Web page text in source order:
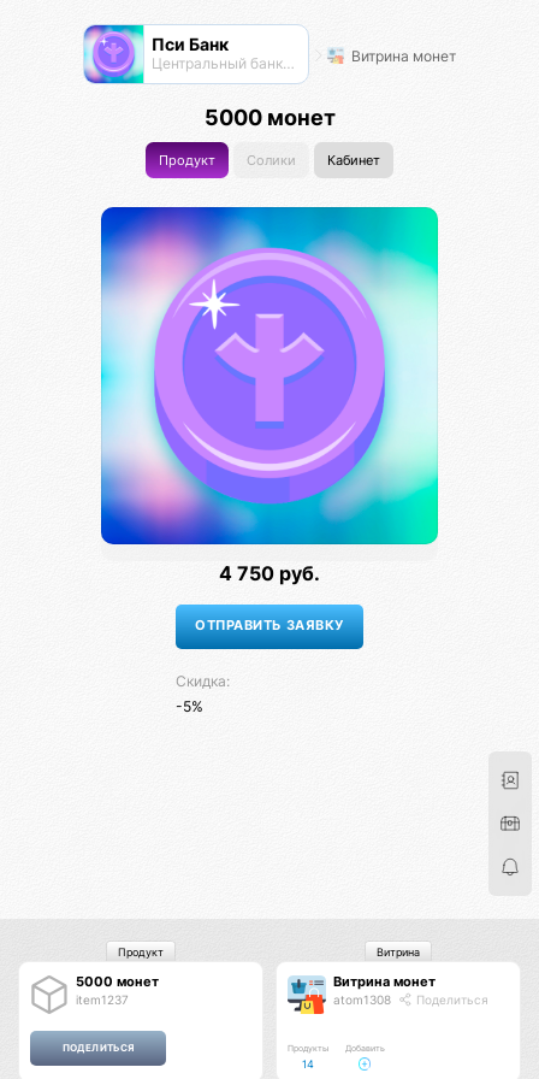
Пси Банк
Центральный банк экосистемы Витрина монет
5000 монет
Продукт Солики Кабинет
4 750 руб.
Скидка:
-5%
5000 монет
item1237
Продукт
Витрина монет
atom1308 Поделиться
Продукты
14
Добавить
Витрина